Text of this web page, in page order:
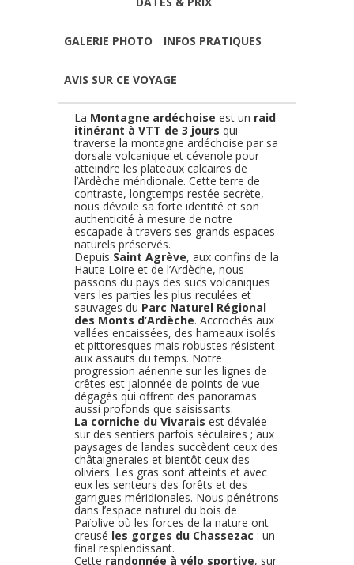
LA RANDO L'ITINERAIRE
DATES & PRIX
GALERIE PHOTO INFOS PRATIQUES
AVIS SUR CE VOYAGE
LaMontagne ardéchoiseest unraid
itinérant à VTT de 3 joursqui
traverse la montagne ardéchoise par sa
dorsale volcanique et cévenole pour
atteindre les plateaux calcaires de
l’Ardèche méridionale. Cette terre de
contraste, longtemps restée secrète,
nous dévoile sa forte identité et son
authenticité à mesure de notre
escapade à travers ses grands espaces
naturels préservés.
Depuis Saint Agrève, aux confins de la
Haute Loire et de l’Ardèche, nous
passons du pays des sucs volcaniques
vers les parties les plus reculées et
sauvages duParc Naturel Régional
des Monts d’Ardèche . Accrochés aux
vallées encaissées, des hameaux isolés
et pittoresques mais robustes résistent
aux assauts du temps. Notre
progression aérienne sur les lignes de
crêtes est jalonnée de points de vue
dégagés qui offrent des panoramas
aussi profonds que saisissants.
La corniche du Vivaraisest dévalée
sur des sentiers parfois séculaires ; aux
paysages de landes succèdent ceux des
châtaigneraies et bientôt ceux des
oliviers. Les gras sont atteints et avec
eux les senteurs des forêts et des